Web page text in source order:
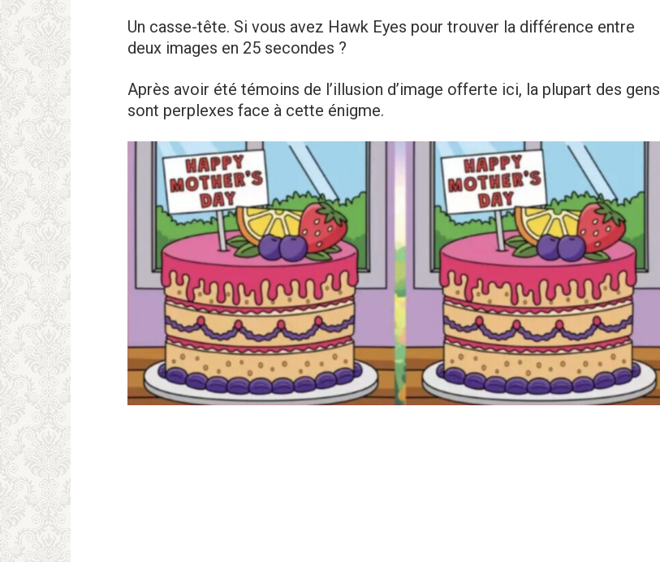
Un casse-tête. Si vous avez Hawk Eyes pour trouver la différence entre
deux images en 25 secondes ?
Après avoir été témoins de l’illusion d’image offerte ici, la plupart des gens
sont perplexes face à cette énigme.